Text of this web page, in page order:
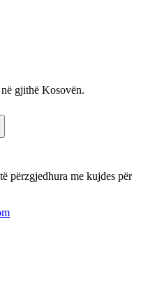
gjithë Kosovën.
përzgjedhura me kujdes për